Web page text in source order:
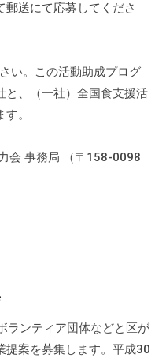
郵送にて応募してくださ
い。この活動助成プログ
と、（一社）全国食支援活
。
会 事務局 （〒158-0098
ランティア団体などと区が
提案を募集します。平成30